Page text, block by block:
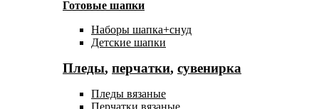
Готовые шапки
Наборы шапка+снуд
Детские шапки
Пледы, перчатки, сувенирка
Пледы вязаные
Перчатки вязаные